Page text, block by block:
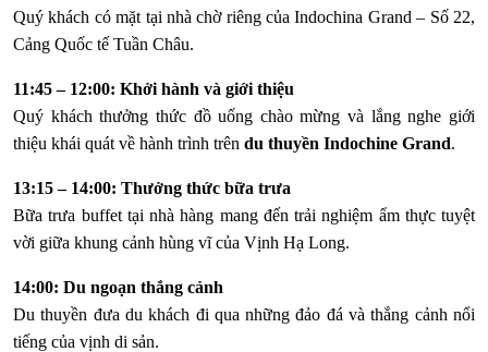
Quý khách có mặt tại nhà chờ riêng của Indochina Grand – Số 22,
Cảng Quốc tế Tuần Châu.
11:45 – 12:00: Khởi hành và giới thiệu
Quý khách thưởng thức đồ uống chào mừng và lắng nghe giới
thiệu khái quát về hành trình trên du thuyền Indochine Grand.
13:15 – 14:00: Thưởng thức bữa trưa
Bữa trưa buffet tại nhà hàng mang đến trải nghiệm ẩm thực tuyệt
vời giữa khung cảnh hùng vĩ của Vịnh Hạ Long.
14:00: Du ngoạn thắng cảnh
Du thuyền đưa du khách đi qua những đảo đá và thắng cảnh nổi
tiếng của vịnh di sản.